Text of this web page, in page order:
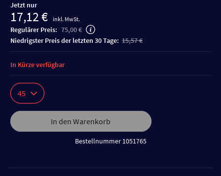
Jetzt nur
17,12 € inkl. MwSt.
Regulärer Preis: 75,00 €
niedrigster Preis der letzten 30 Tage: 15,57 €
45
In den Warenkorb
Bestellnummer 1051765
In Kürze verfügbar